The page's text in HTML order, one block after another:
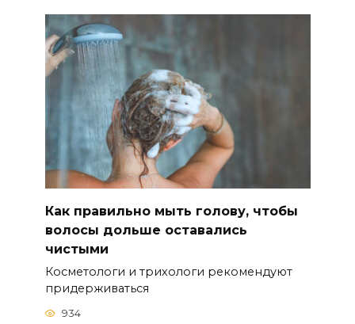
Как правильно мыть голову, чтобы
волосы дольше оставались
чистыми
Косметологи и трихологи рекомендуют
придерживаться
934